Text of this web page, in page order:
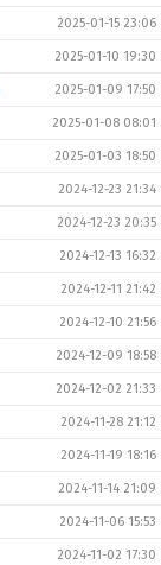
2025-01-15 23:06
2025-01-10 19:30
2025-01-09 17:50
2025-01-08 08:01
2025-01-03 18:50
2024-12-23 21:34
2024-12-23 20:35
2024-12-13 16:32
2024-12-11 21:42
2024-12-10 21:56
2024-12-09 18:58
2024-12-02 21:33
2024-11-28 21:12
2024-11-19 18:16
2024-11-14 21:09
2024-11-06 15:53
2024-11-02 17:30